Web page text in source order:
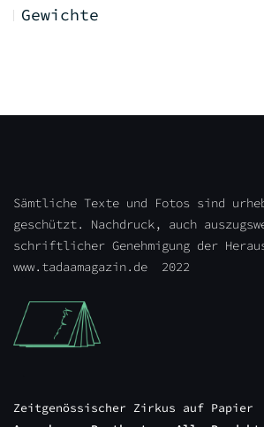
Gewichte
Sämtliche Texte und Fotos sind
geschützt. Nachdruck, auch
schriftlicher Genehmigung der
www.tadaamagazin.de 2022
Zeitgenössischer Zirkus auf Papier